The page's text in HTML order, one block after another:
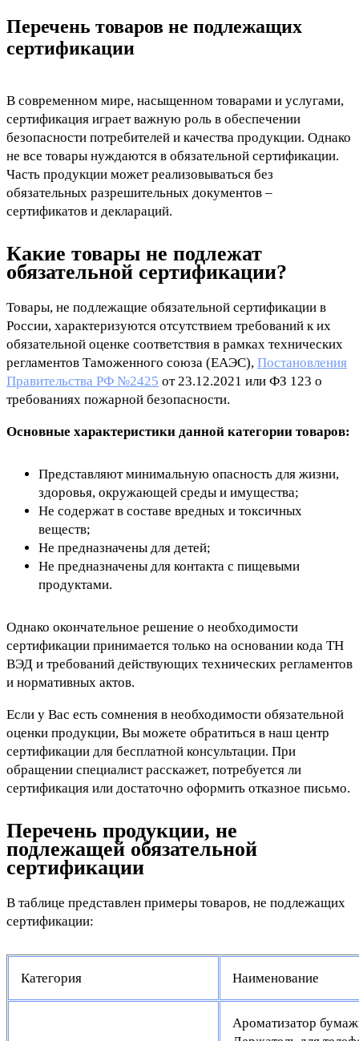
Перечень товаров не подлежащих
сертификации
В современном мире, насыщенном товарами и услугами,
сертификация играет важную роль в обеспечении
безопасности потребителей и качества продукции. Однако
не все товары нуждаются в обязательной сертификации.
Часть продукции может реализовываться без
обязательных разрешительных документов –
сертификатов и деклараций.
Какие товары не подлежат
обязательной сертификации?
Товары, не подлежащие обязательной сертификации в
России, характеризуются отсутствием требований к их
обязательной оценке соответствия в рамках технических
регламентов Таможенного союза (ЕАЭС), Постановления
Правительства РФ №2425 от 23.12.2021 или ФЗ 123 о
требованиях пожарной безопасности.
Основные характеристики данной категории товаров:
Представляют минимальную опасность для жизни,
здоровья, окружающей среды и имущества;
Не содержат в составе вредных и токсичных
веществ;
Не предназначены для детей;
Не предназначены для контакта с пищевыми
продуктами.
Однако окончательное решение о необходимости
сертификации принимается только на основании кода ТН
ВЭД и требований действующих технических регламентов
и нормативных актов.
Если у Вас есть сомнения в необходимости обязательной
оценки продукции, Вы можете обратиться в наш центр
сертификации для бесплатной консультации. При
обращении специалист расскажет, потребуется ли
сертификация или достаточно оформить отказное письмо.
Перечень продукции, не
подлежащей обязательной
сертификации
В таблице представлен примеры товаров, не подлежащих
сертификации:
Категория Наименование
Ароматизатор